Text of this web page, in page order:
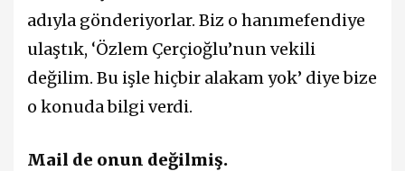
adıyla gönderiyorlar. Biz o hanımefendiye
ulaştık, ‘Özlem Çerçioğlu’nun vekili
değilim. Bu işle hiçbir alakam yok’ diye bize
o konuda bilgi verdi.
Mail de onun değilmiş.